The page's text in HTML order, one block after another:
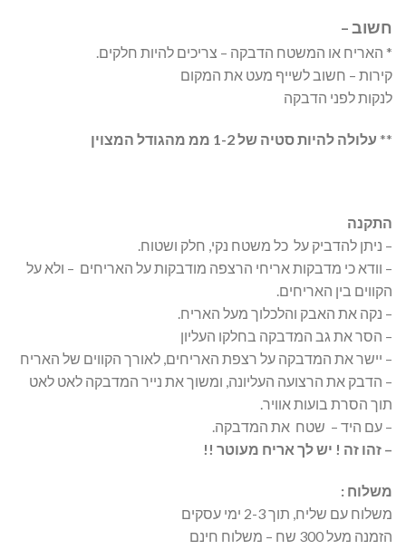
חשוב –
* האריח או המשטח הדבקה – צריכים להיות חלקים.
קירות – חשוב לשייף מעט את המקום
לנקות לפני הדבקה
** עלולה להיות סטיה של 1-2 ממ מהגודל המצוין
התקנה
– ניתן להדביק על כל משטח נקי, חלק ושטוח.
– וודא כי מדבקות אריחי הרצפה מודבקות על האריחים – ולא על
הקווים בין האריחים.
– נקה את האבק והלכלוך מעל האריח.
– הסר את גב המדבקה בחלקו העליון
– יישר את המדבקה על רצפת האריחים, לאורך הקווים של האריח
– הדבק את הרצועה העליונה, ומשוך את נייר המדבקה לאט לאט
תוך הסרת בועות אוויר.
– עם היד – שטח את המדבקה.
– זהו זה ! יש לך אריח מעוטר !!
משלוח :
משלוח עם שליח, תוך 2-3 ימי עסקים
הזמנה מעל 300 שח – משלוח חינם